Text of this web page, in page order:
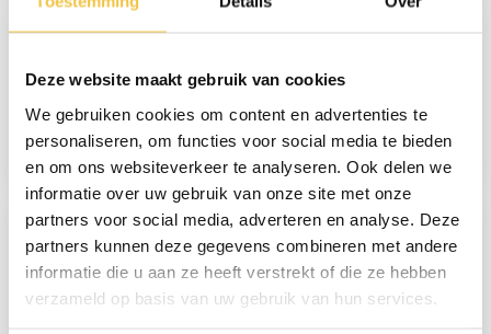
Deze website maakt gebruik van cookies
We gebruiken cookies om content en advertenties te
personaliseren, om functies voor social media te bieden
en om ons websiteverkeer te analyseren. Ook delen we
informatie over uw gebruik van onze site met onze
partners voor social media, adverteren en analyse. Deze
partners kunnen deze gegevens combineren met andere
informatie die u aan ze heeft verstrekt of die ze hebben
verzameld op basis van uw gebruik van hun services.
Bedpapegaai /
bedgalg opvouwbaar
147,95
Zachte toiletverhoger
met deksel Contact
Plus
47,95